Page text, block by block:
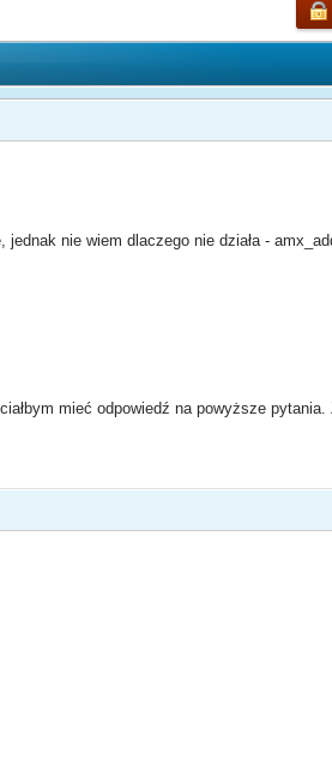
nie wiem dlaczego nie działa -
mieć odpowiedź na powyższe pytania.